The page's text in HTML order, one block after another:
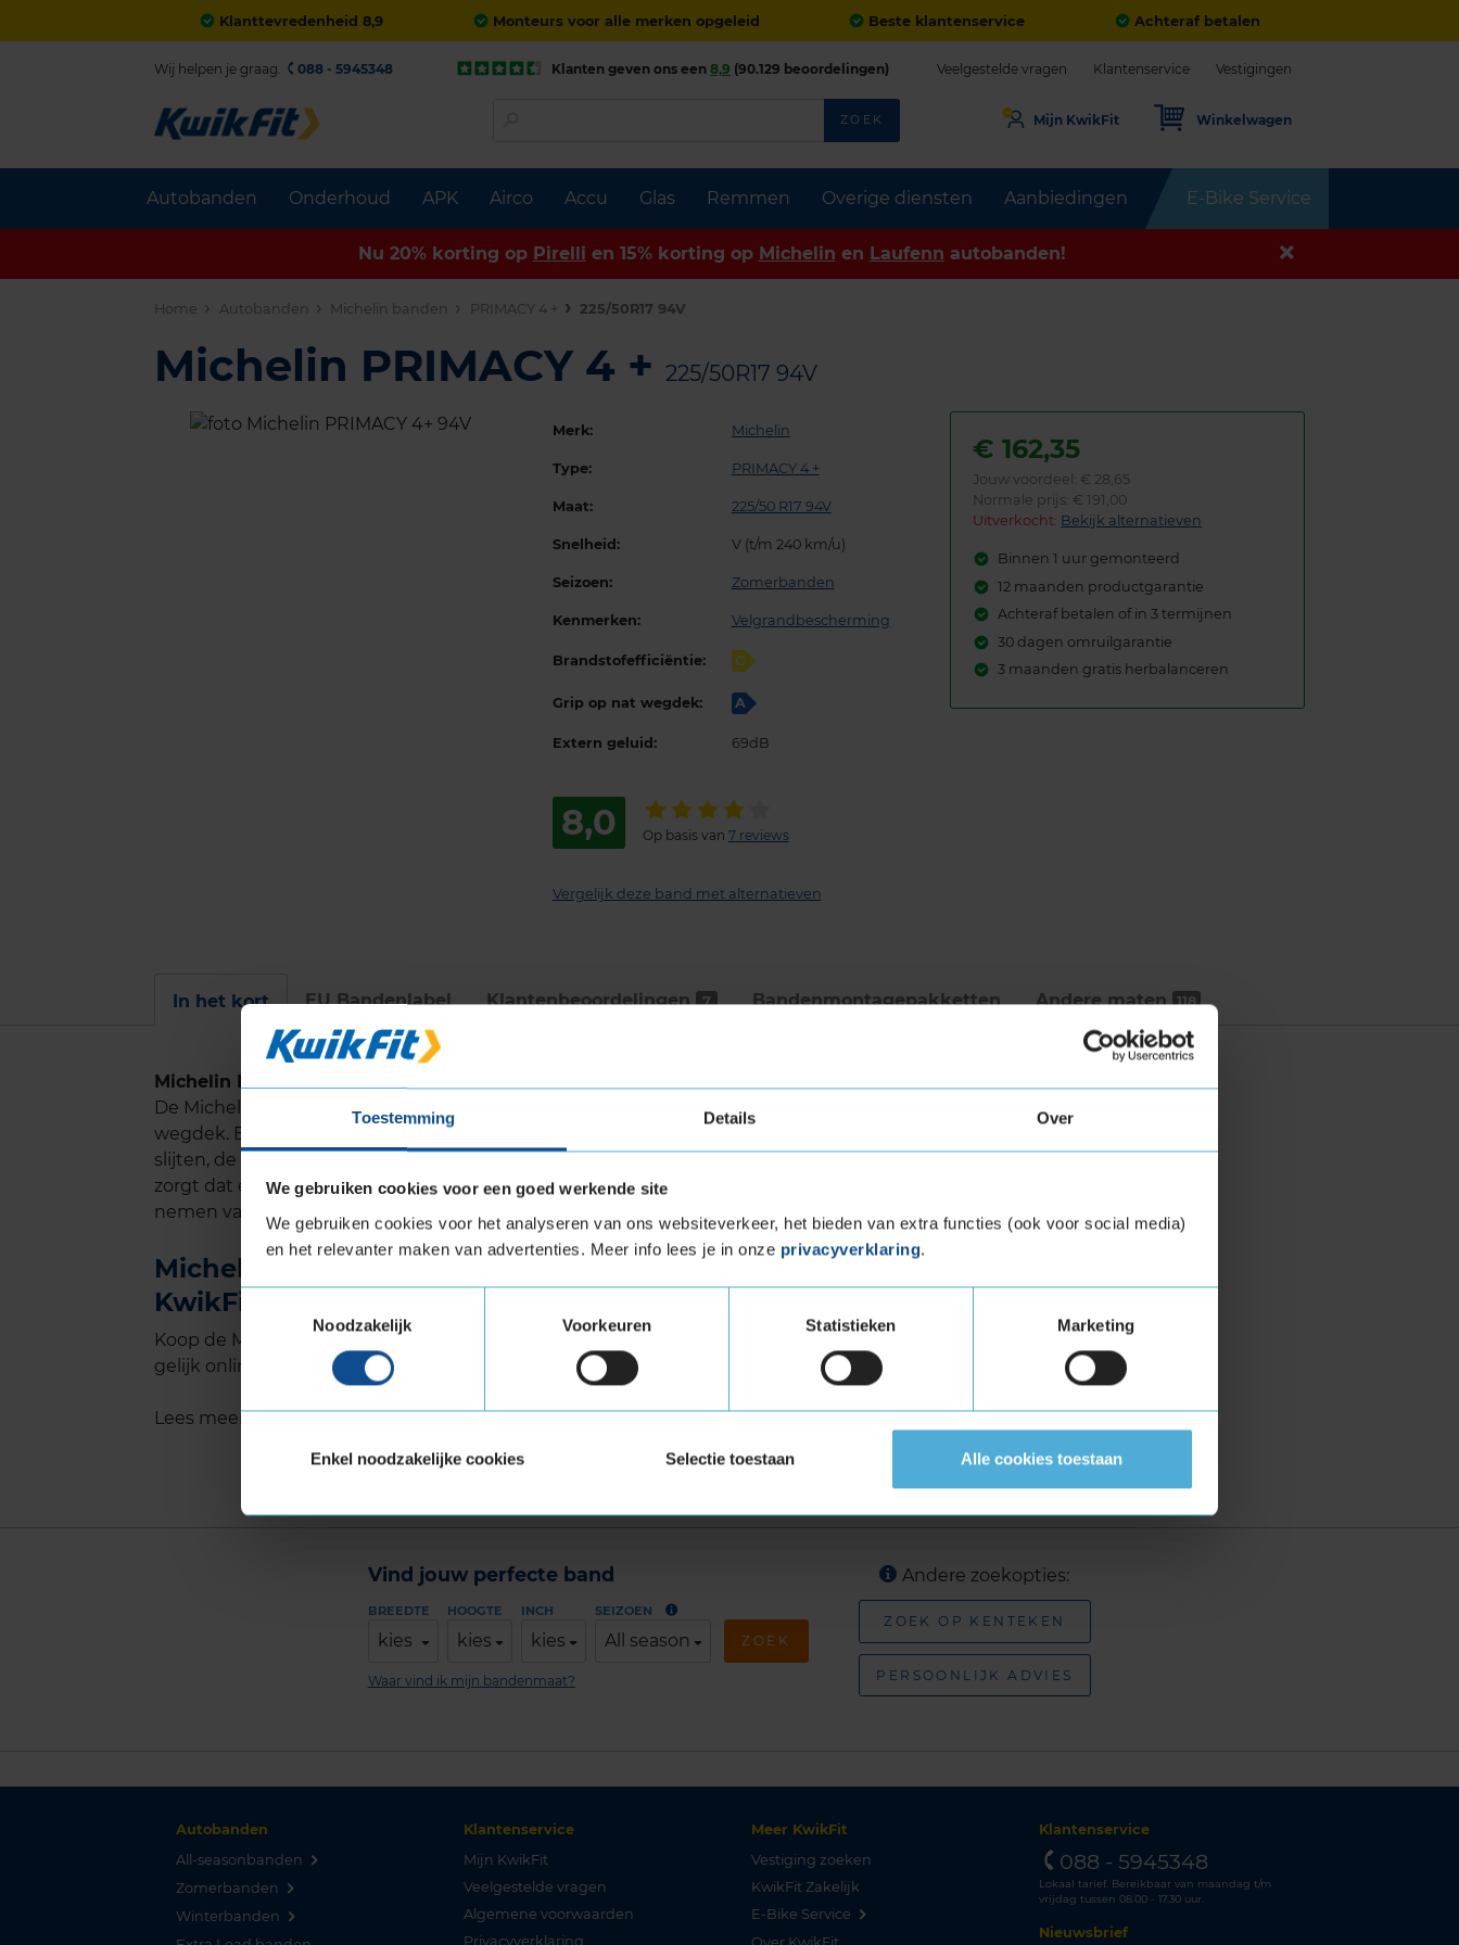
Toestemming Details Over
We gebruiken cookies voor een goed werkende site
We gebruiken cookies voor het analyseren van ons websiteverkeer, het bieden van extra functies (ook voor social media)
en het relevanter maken van advertenties. Meer info lees je in onze privacyverklaring.
Toestemmingsselectie
Noodzakelijk
Voorkeuren Statistieken Marketing
Enkel noodzakelijke cookies Selectie toestaan Alle cookies toestaan
Klanttevredenheid 8,9 Monteurs voor alle merken opgeleid Beste klantenservice Achteraf betalen
Autobanden Onderhoud APK Airco Accu Glas Remmen Overige diensten Aanbiedingen E-Bike Service
Wij helpen je graag. 088 - 5945348 Klanten geven ons een 8,9 (90.129 beoordelingen) Veelgestelde vragen Klantenservice Vestigingen
ZOEK Mijn KwikFit Winkelwagen
Nu 20% korting op Pirelli en 15% korting op Michelin en Laufenn autobanden!
Home Autobanden Michelin banden PRIMACY 4 + 225/50R17 94V
Michelin PRIMACY 4 + 225/50R17 94V
Merk: Michelin
Type: PRIMACY 4 +
Maat: 225/50 R17 94V
Snelheid: V (t/m 240 km/u)
Seizoen: Zomerbanden
Kenmerken: Velgrandbescherming
Brandstofefficiëntie: C
Grip op nat wegdek: A
Extern geluid: 69dB
8,0 Op basis van 7 reviews
Vergelijk deze band met alternatieven
€162,35
Jouw voordeel: € 28,65
Normale prijs: € 191,00
Uitverkocht: Bekijk alternatieven
Binnen 1 uur gemonteerd
12 maanden productgarantie
Achteraf betalen of in 3 termijnen
30 dagen omruilgarantie
3 maanden gratis herbalanceren
In het kort EU Bandenlabel Klantenbeoordelingen 7 Bandenmontage­pakketten Andere maten 118
Michelin Primacy 4+
De Michelin Primacy 4+ gaat lang mee en levert zeer goede remprestaties op nat
wegdek. Een speciale rubbersamenstelling zorgt er voor dat, zelfs wanneer de banden
slijten, de band uitstekend blijft presteren. De MaxTouch Construction Technology
zorgt dat er maximaal contact blijft met de weg tijdens optrekken, remmen en het
nemen van bochten, waardoor het profiel langer meegaat.
Michelin PRIMACY 4 + in de maat 225 50 R17 kopen bij
KwikFit
Koop de Michelin PRIMACY 4 + in de maat 225 50 R17 eenvoudig online en plan ook
gelijk online je montageafspraak in bij jouw KwikFit vestiging.
Lees meer informatie over de maat van deze autoband:225 50 R17
Vind jouw perfecte band
BREEDTE
kies
HOOGTE
kies
INCH
kies
SEIZOEN
All season ZOEK
Waar vind ik mijn bandenmaat?
Andere zoekopties:
ZOEK OP KENTEKEN
PERSOONLIJK ADVIES
Autobanden
All-seasonbanden
Zomerbanden
Winterbanden
Klantenservice
Mijn KwikFit
Veelgestelde vragen
Algemene voorwaarden
Privacyverklaring
Meer KwikFit
Vestiging zoeken
KwikFit Zakelijk
E-Bike Service
Klantenservice
088 - 5945348
Lokaal tarief. Bereikbaar van maandag t/m
vrijdag tussen 08.00 - 17.30 uur.
Nieuwsbrief